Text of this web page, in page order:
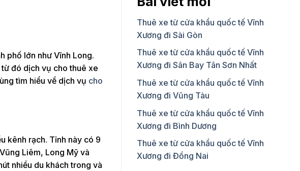
phố lớn như Vĩnh Long.
đó dịch vụ cho thuê xe
tìm hiểu về dịch vụ cho
kênh rạch. Tỉnh này có 9
Liêm, Long Mỹ và
nhiều du khách trong và
Thuê xe từ cửa khẩu quốc tế Vĩnh
Xương đi Sài Gòn
Thuê xe từ cửa khẩu quốc tế Vĩnh
Xương đi Sân Bay Tân Sơn Nhất
Thuê xe từ cửa khẩu quốc tế Vĩnh
Xương đi Vũng Tàu
Thuê xe từ cửa khẩu quốc tế Vĩnh
Xương đi Bình Dương
Thuê xe từ cửa khẩu quốc tế Vĩnh
Xương đi Đồng Nai